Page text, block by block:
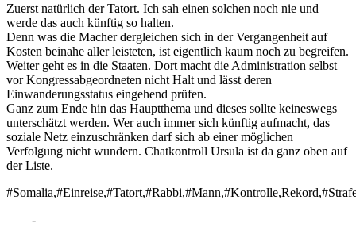
Zuerst natürlich der Tatort. Ich sah einen solchen noch nie und
werde das auch künftig so halten.
Denn was die Macher dergleichen sich in der Vergangenheit auf
Kosten beinahe aller leisteten, ist eigentlich kaum noch zu begreifen.
Weiter geht es in die Staaten. Dort macht die Administration selbst
vor Kongressabgeordneten nicht Halt und lässt deren
Einwanderungsstatus eingehend prüfen.
Ganz zum Ende hin das Hauptthema und dieses sollte keineswegs
unterschätzt werden. Wer auch immer sich künftig aufmacht, das
soziale Netz einzuschränken darf sich ab einer möglichen
Verfolgung nicht wundern. Chatkontroll Ursula ist da ganz oben auf
der Liste.
——-